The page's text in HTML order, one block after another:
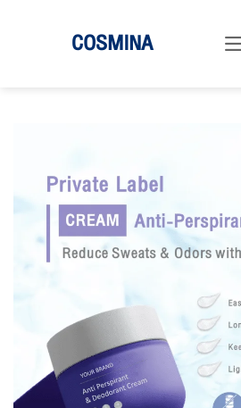
COSMINA